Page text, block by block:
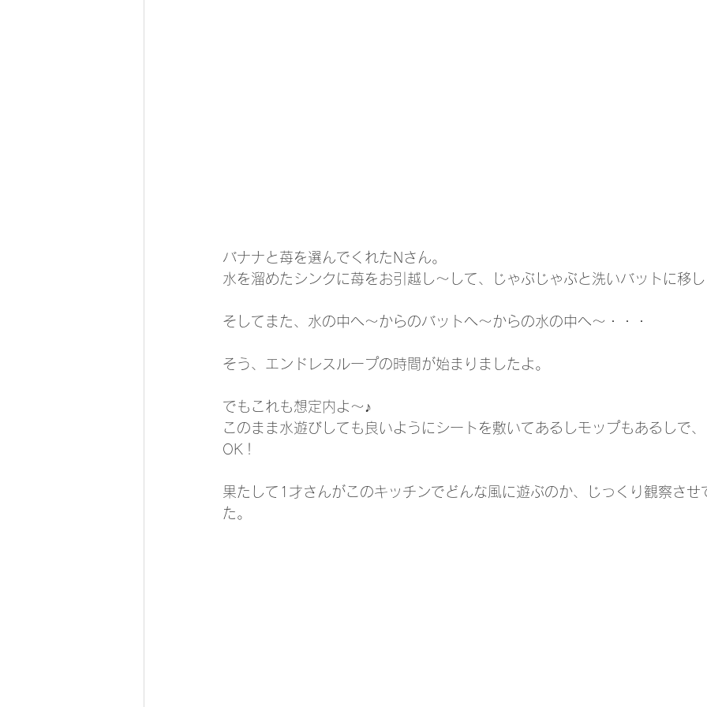
バナナと苺を選んでくれたNさん。
水を溜めたシンクに苺をお引越し～して、じゃぶじゃぶと洗いバットに移
そしてまた、水の中へ～からのバットへ～からの水の中へ～・・・
そう、エンドレスループの時間が始まりましたよ。
でもこれも想定内よ～♪
このまま水遊びしても良いようにシートを敷いてあるしモップもあるしで
OK！
果たして1才さんがこのキッチンでどんな風に遊ぶのか、じっくり観察させ
た。